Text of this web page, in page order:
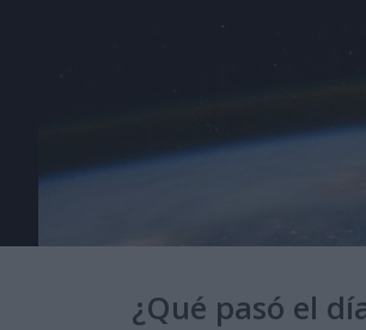
¿Qué pasó el